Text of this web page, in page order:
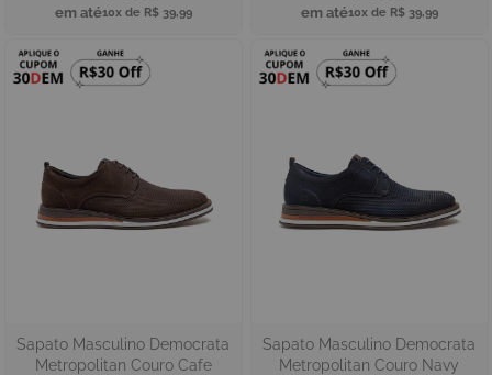
10x de R$ 39,99 10x de R$ 39,99
Sapato Masculino Democrata
Metropolitan Couro Cafe
Sapato Masculino Democrata
Metropolitan Couro Navy